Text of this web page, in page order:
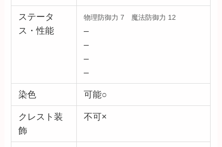
ステータ
ス・性能
物理防御力 7 魔法防御力 12
–
–
–
–
染色 可能○
クレスト装
飾
不可×